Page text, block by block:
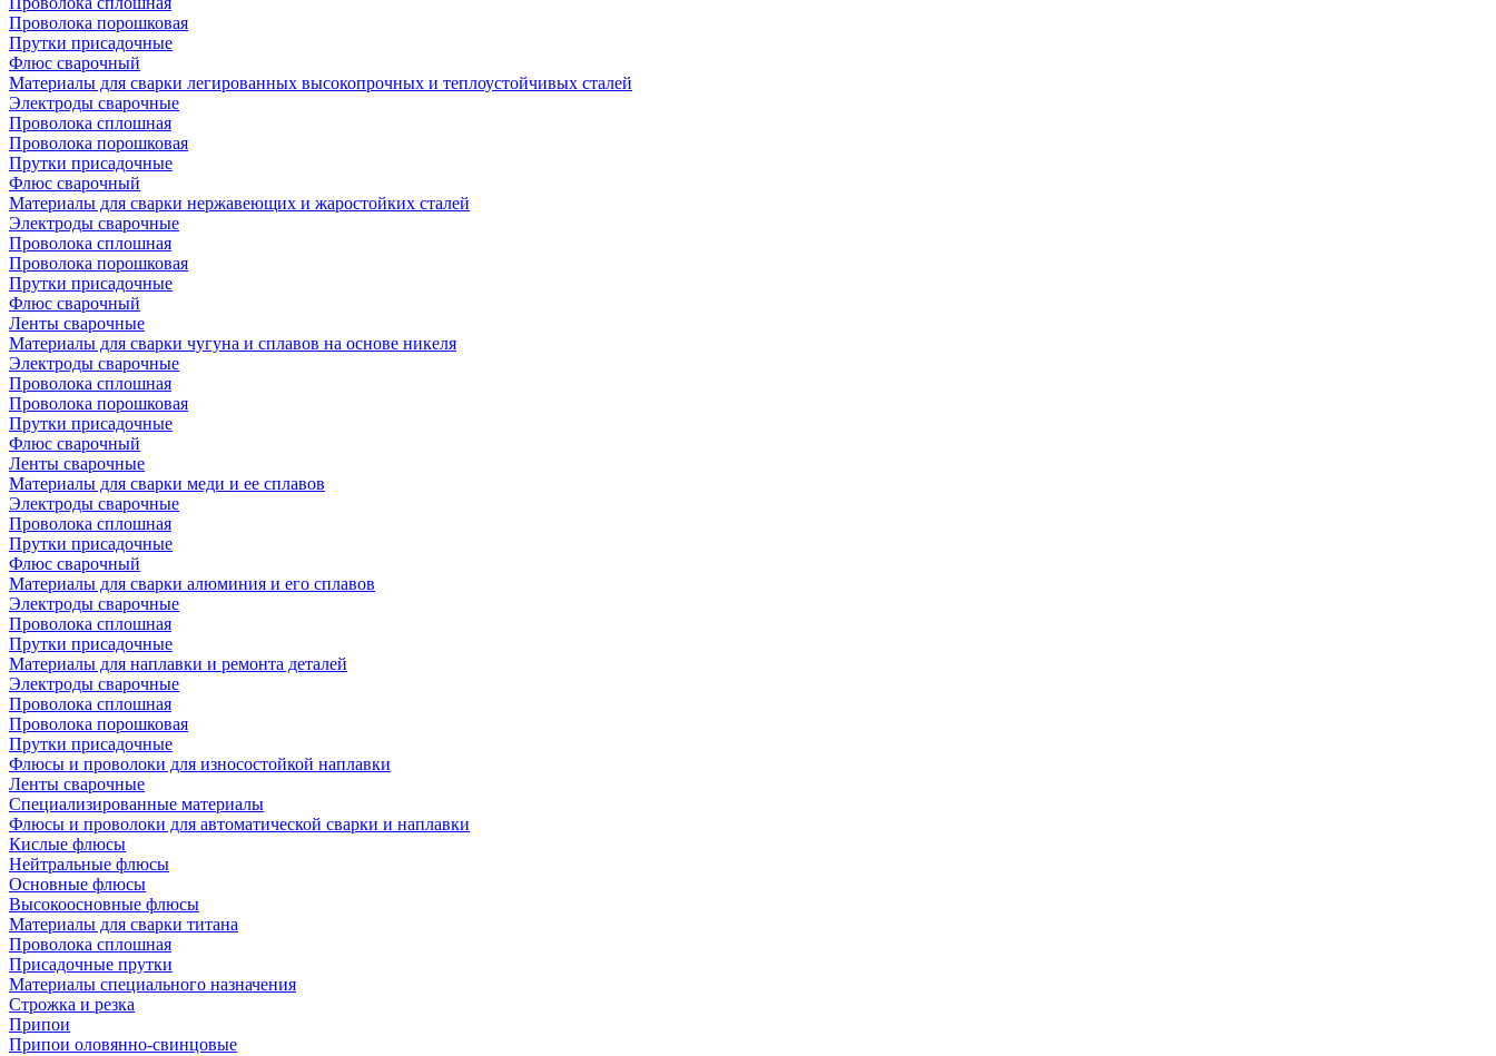
Проволока порошковая
Прутки присадочные
Флюс сварочный
Материалы для сварки легированных высокопрочных и теплоустойчивых сталей
Электроды сварочные
Проволока сплошная
Проволока порошковая
Прутки присадочные
Флюс сварочный
Материалы для сварки нержавеющих и жаростойких сталей
Электроды сварочные
Проволока сплошная
Проволока порошковая
Прутки присадочные
Флюс сварочный
Ленты сварочные
Материалы для сварки чугуна и сплавов на основе никеля
Электроды сварочные
Проволока сплошная
Проволока порошковая
Прутки присадочные
Флюс сварочный
Ленты сварочные
Материалы для сварки меди и ее сплавов
Электроды сварочные
Проволока сплошная
Прутки присадочные
Флюс сварочный
Материалы для сварки алюминия и его сплавов
Электроды сварочные
Проволока сплошная
Прутки присадочные
Материалы для наплавки и ремонта деталей
Электроды сварочные
Проволока сплошная
Проволока порошковая
Прутки присадочные
Флюсы и проволоки для износостойкой наплавки
Ленты сварочные
Специализированные материалы
Флюсы и проволоки для автоматической сварки и наплавки
Кислые флюсы
Нейтральные флюсы
Основные флюсы
Высокоосновные флюсы
Материалы для сварки титана
Проволока сплошная
Присадочные прутки
Материалы специального назначения
Строжка и резка
Припои
Припои оловянно-свинцовые